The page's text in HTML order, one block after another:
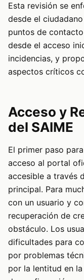
Esta revisión se
desde el
puntos de
desde el acceso
incidencias, y
aspectos críticos
Acceso y
del SAIME
El primer paso
acceso al portal
accesible a través
principal. Para
con un usuario y
recuperación de
obstáculo. Los
dificultades para
por problemas
por la lentitud en